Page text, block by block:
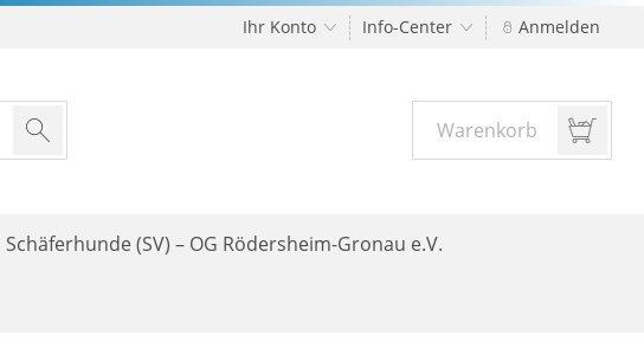
Ihr Konto Info-Center Anmelden
Warenkorb
(SV) – OG Rödersheim-Gronau e.V.